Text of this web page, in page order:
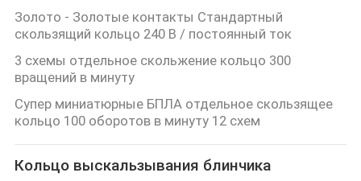
Золото - Золотые контакты Стандартный
скользящий кольцо 240 В / постоянный ток
3 схемы отдельное скольжение кольцо 300
вращений в минуту
Супер миниатюрные БПЛА отдельное скользящее
кольцо 100 оборотов в минуту 12 схем
Кольцо выскальзывания блинчика